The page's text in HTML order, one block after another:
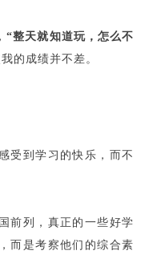
“整天就知道玩，怎么不
我的成绩并不差。
受到学习的快乐，而不
前列，真正的一些好学
而是考察他们的综合素